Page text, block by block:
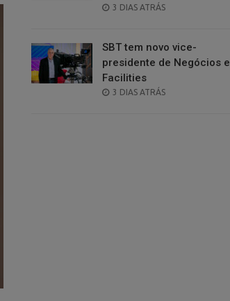
POSTED
3 DIAS ATRÁS
SBT tem novo vice-
presidente de Negócios e
Facilities
POSTED
3 DIAS ATRÁS